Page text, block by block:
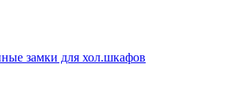
замки для хол.шкафов